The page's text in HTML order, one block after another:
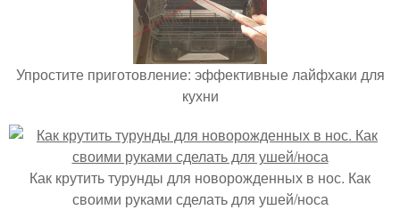
Упростите приготовление: эффективные лайфхаки для
кухни
Как крутить турунды для новорожденных в нос. Как
своими руками сделать для ушей/носа